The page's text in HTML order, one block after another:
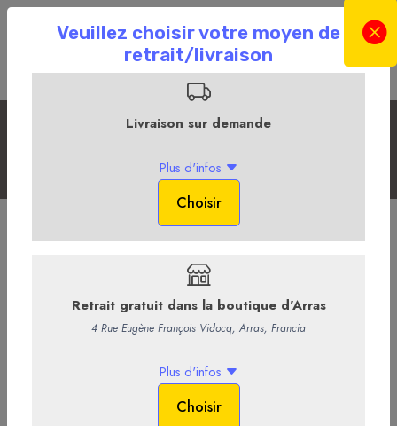
La sélection du Moment
La Boutique en ligne La Cave
Château de Pibarnon 2022
Millesime 2022
Le Rouge du Château vous entraine immédiatement dans la
jeunesse. Le palais est séveux, frais, long, avec une belle finale
saline sur des tannins fins et rafraîchissants. Une année en bouteilles
lui a fait le plus grand bien, et il est prêt à s’ouvrir et a s’allonger